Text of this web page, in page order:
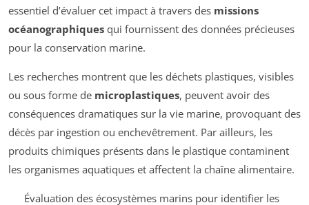
essentiel d’évaluer cet impact à travers des missions
océanographiques qui fournissent des données précieuses
pour la conservation marine.
Les recherches montrent que les déchets plastiques, visibles
ou sous forme de microplastiques, peuvent avoir des
conséquences dramatiques sur la vie marine, provoquant des
décès par ingestion ou enchevêtrement. Par ailleurs, les
produits chimiques présents dans le plastique contaminent
les organismes aquatiques et affectent la chaîne alimentaire.
Évaluation des écosystèmes marins pour identifier les